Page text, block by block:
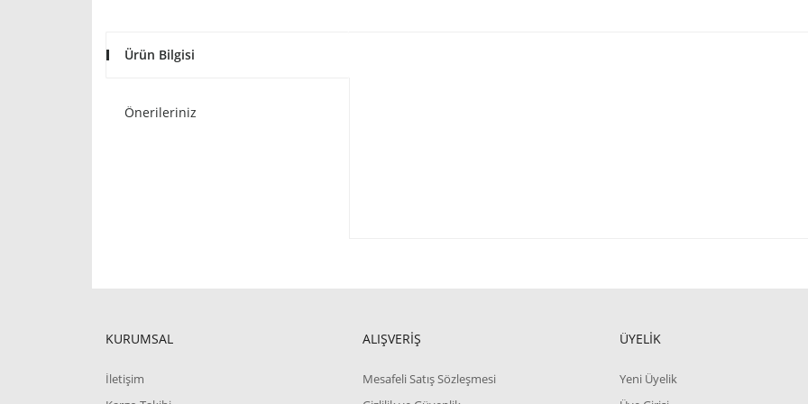
Ürün Bilgisi
Önerileriniz
KURUMSAL
İletişim
ALIŞVERİŞ
Mesafeli Satış Sözleşmesi
ÜYELİK
Yeni Üyelik